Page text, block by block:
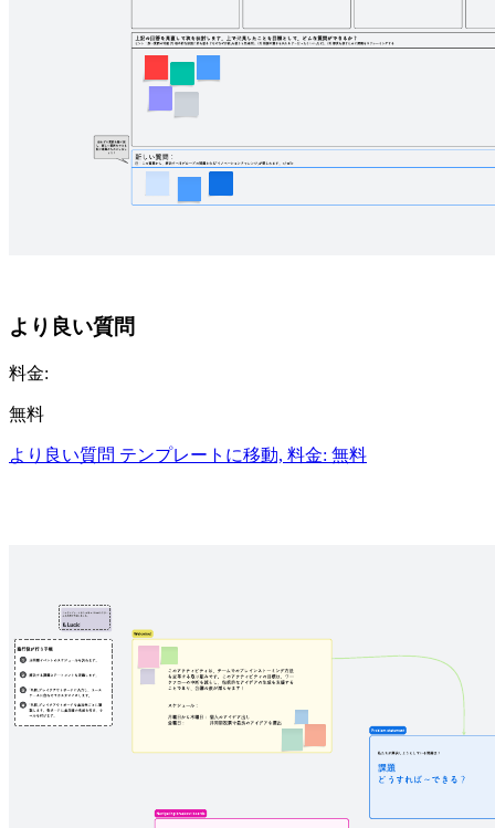
より良い質問
料金:
無料
より良い質問 テンプレートに移動, 料金: 無料